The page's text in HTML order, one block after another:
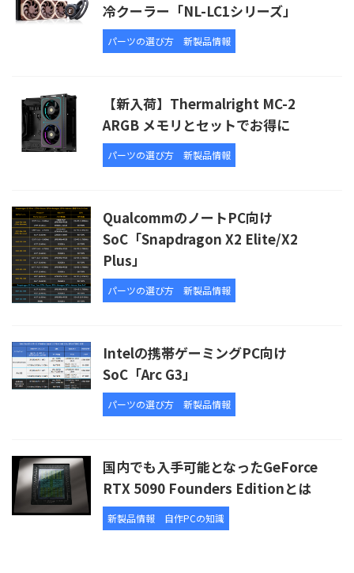
冷クーラー「NL-LC1シリーズ」
パーツの選び方 新製品情報
【新入荷】Thermalright MC-2
ARGB メモリとセットでお得に
パーツの選び方 新製品情報
QualcommのノートPC向け
SoC「Snapdragon X2 Elite/X2
Plus」
パーツの選び方 新製品情報
Intelの携帯ゲーミングPC向け
SoC「Arc G3」
パーツの選び方 新製品情報
国内でも入手可能となったGeForce
RTX 5090 Founders Editionとは
新製品情報 自作PCの知識